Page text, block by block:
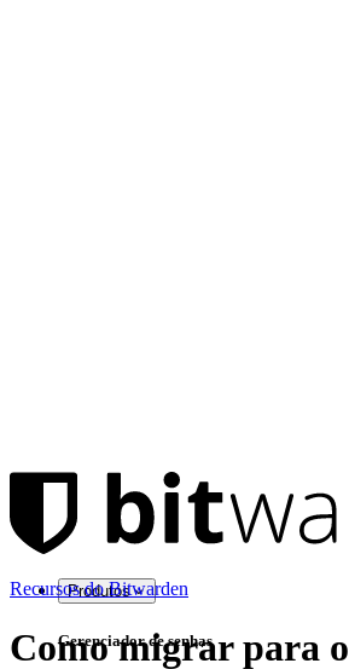
Produtos
Gerenciador de senhas
Recursos do Bitwarden
Como migrar para o